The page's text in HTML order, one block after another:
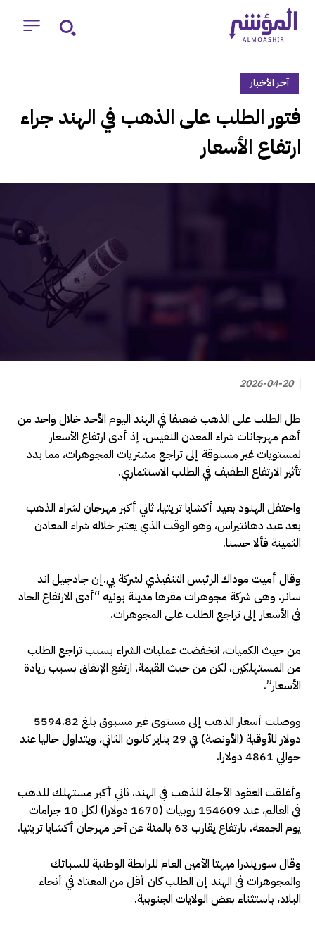
آخر الأخبار
‏فتور الطلب على الذهب في الهند جراء
ارتفاع الأسعار
2026-04-20
ظل الطلب على الذهب ضعيفا في الهند اليوم الأحد خلال واحد من
أهم مهرجانات شراء المعدن النفيس، إذ أدى ​ارتفاع الأسعار
لمستويات غير مسبوقة إلى تراجع مشتريات المجوهرات، مما بدد
تأثير الارتفاع الطفيف في الطلب الاستثماري.
واحتفل الهنود بعيد أكشايا تريتيا، ثاني أكبر مهرجان لشراء الذهب
بعد عيد دهانتيراس، وهو الوقت الذي يعتبر خلاله شراء المعادن
الثمينة فألا حسنا.
وقال أميت موداك الرئيس التنفيذي لشركة بي.إن جادجيل ‌اند
سانز، وهي ‌شركة مجوهرات مقرها مدينة بونيه “أدى ​الارتفاع ‌الحاد
⁠في الأسعار ​إلى تراجع ⁠الطلب على المجوهرات.
من حيث الكميات، انخفضت عمليات الشراء بسبب تراجع الطلب
من المستهلكين، لكن من حيث القيمة، ارتفع الإنفاق بسبب زيادة
الأسعار”.
ووصلت أسعار الذهب إلى مستوى غير مسبوق بلغ 5594.82
دولار للأوقية (الأونصة) في 29 يناير كانون الثاني، ⁠ويتداول حاليا عند
حوالي 4861 دولارا.
وأغلقت العقود ‌الآجلة للذهب في الهند، ‌ثاني أكبر مستهلك للذهب
في العالم، ​عند 154609 روبيات (1670 ‌دولارا) لكل 10 جرامات
يوم الجمعة، بارتفاع يقارب ‌63 بالمئة عن آخر مهرجان أكشايا تريتيا.
وقال سوريندرا ميهتا الأمين العام للرابطة الوطنية للسبائك
والمجوهرات في الهند إن الطلب كان أقل من المعتاد في أنحاء
البلاد، باستثناء ‌بعض الولايات الجنوبية.